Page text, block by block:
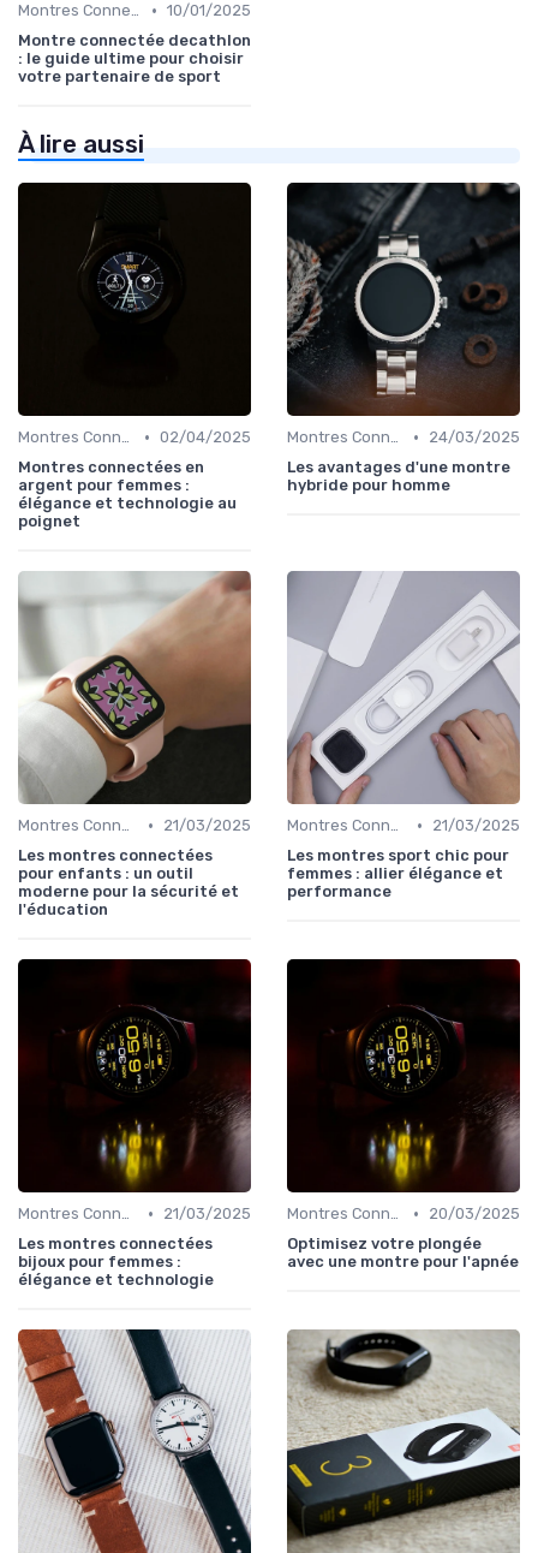
Montres Connectées pour le Sport • 10/01/2025
Montre connectée decathlon
: le guide ultime pour choisir
votre partenaire de sport
À lire aussi
Montres Connectées de Luxe • 02/04/2025
Montres connectées en
argent pour femmes :
élégance et technologie au
poignet
Montres Connectées Hybrides •
24/03/2025
Les avantages d'une montre
hybride pour homme
Montres Connectées pour Enfants •
21/03/2025
Les montres connectées
pour enfants : un outil
moderne pour la sécurité et
l'éducation
Montres Connectées pour le Sport •
21/03/2025
Les montres sport chic pour
femmes : allier élégance et
performance
Montres Connectées de Luxe •
21/03/2025
Les montres connectées
bijoux pour femmes :
élégance et technologie
Montres Connectées pour le Bien-être •
20/03/2025
Optimisez votre plongée
avec une montre pour l'apnée